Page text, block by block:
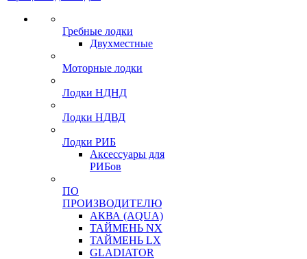
Гребные лодки
Двухместные
Моторные лодки
Лодки НДНД
Лодки НДВД
Лодки РИБ
Аксессуары для
РИБов
ПО
ПРОИЗВОДИТЕЛЮ
АКВА (AQUA)
ТАЙМЕНЬ NX
ТАЙМЕНЬ LX
GLADIATOR